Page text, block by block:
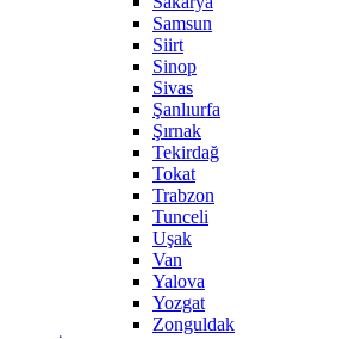
Samsun
Siirt
Sinop
Sivas
Şanlıurfa
Şırnak
Tekirdağ
Tokat
Trabzon
Tunceli
Uşak
Van
Yalova
Yozgat
Zonguldak